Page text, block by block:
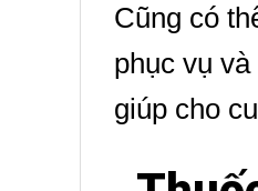
Cũng có
phục vụ
giúp cho